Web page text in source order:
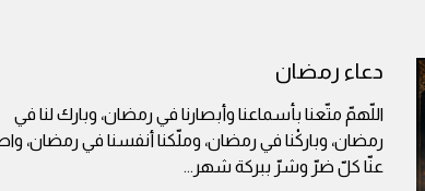
دعاء رمضان
اللّهمّ متّعنا بأسماعنا وأبصارنا في رمضان، وبارك لنا في
رمضان، وباركْنا في رمضان، وملّكنا أنفسنا في رمضان،
عنّا كلّ ضرّ وشرّ ببركة شهر ...